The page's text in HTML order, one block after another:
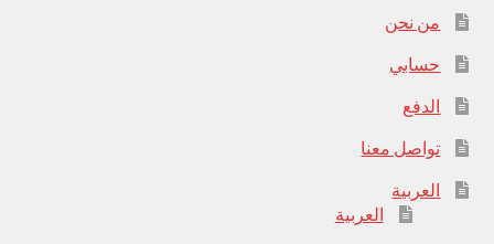
من نحن
حسابي
الدفع
تواصل معنا
العربية
العربية